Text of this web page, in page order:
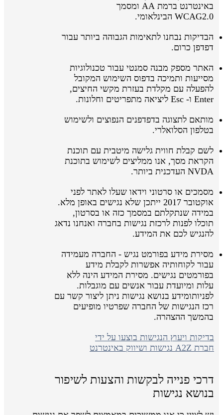
באינטרנט ברמת AA ומסמך
WCAG2.0 הבינלאומי.
הבדיקות נבחנו לתאימות הגבוהה ביותר עבור
דפדפן כרום.
האתר מספק מבנה סמנטי עבור טכנולוגיות
מסייעות ותמיכה בדפוס השימוש המקובל
להפעלה עם מקלדת בעזרת מקשי החיצים,
Enter ו- Esc ליציאה מתפריטים וחלונות.
מותאם לתצוגה בדפדפנים הנפוצים ולשימוש
בטלפון הסלואלרי.
לשם קבלת חווית גלישה מיטבית עם תוכנת
הקראת מסך, אנו ממליצים לשימוש בתוכנת
NVDA העדכנית ביותר.
מסמכים או סרטוני וידאו שעלו לאתר לפני
אוקטובר 2017 ייתכן שלא נגישים באופן מלא.
במידה שנתקלתם במסמך כזה או בסרטון,
תוכלו לפנות לרכזת נגישות בחברה ואנחנו נדאג
להנגיש לכם את המידע.
מסירת מידע בפורמט נגיש - החברה מעמידה
עבור לקוחותיה אפשרות לקבלת מידע
בפורמטים נגישים. מסירת המידע הינה ללא
עלות ומיועדת עבור אנשים עם מוגבלות.
לפניותומידע בנושא נגישות ניתן ליצור קשר עם
רכז הנגישות של החברה שפרטיו מופיעים
בהמשך ההצהרה.
בדיקות ויעוץ הנגישות בוצעו על ידי
חברת A2Z נגישות ושיווק באינטרנט
דרכי פנייה לבקשות והצעות לשיפור
בנושא נגישות